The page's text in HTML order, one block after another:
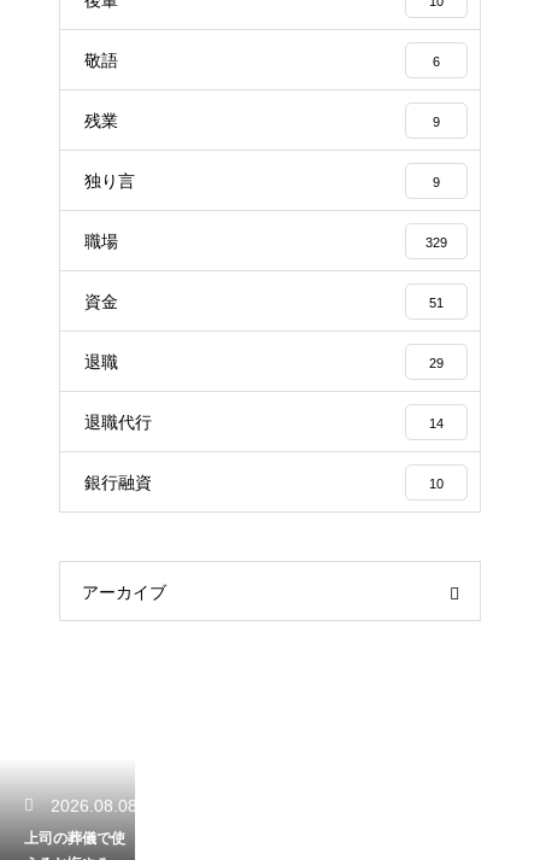
敬語 6
残業 9
独り言 9
職場 329
資金 51
退職 29
退職代行 14
銀行融資 10
アーカイブ
2026.08.08
上司の葬儀で使